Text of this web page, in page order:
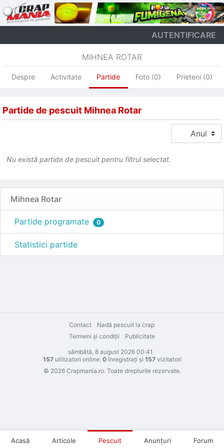
AUTENTIFICARE
MIHNEA ROTAR
Despre Activitate Partide Foto (0) Prieteni (0)
Partide de pescuit Mihnea Rotar
Nu există partide de pescuit pentru filtrul selectat.
Mihnea Rotar
Partide programate 0
Statistici partide
Contact
Nadă pescuit la crap
Termeni şi condiţii
Publicitate
sâmbătă, 8 august 2026 00:41
157utilizatori online: 0înregistraţi şi 157vizitatori
© 2026 Crapmania.ro. Toate drepturile rezervate.
Acasă Articole Pescuit Anunţuri Forum